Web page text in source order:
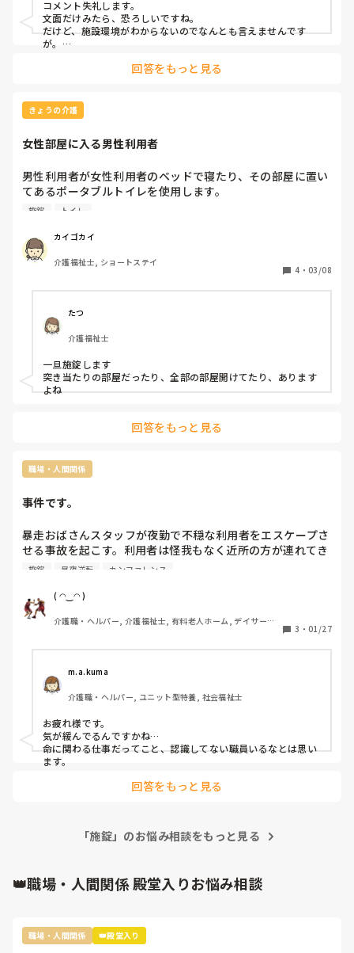
コメント失礼します。
文面だけみたら、恐ろしいですね。
だけど、施設環境がわからないのでなんとも言えませんです
が。
法ですよ。解決したいなら、徘徊の理由に目を向けて原因探索
回答をもっと見る
きょうの介護
女性部屋に入る男性利用者
男性利用者が女性利用者のベッドで寝たり、その部屋に置い
てあるポータブルトイレを使用します。
入所したばかりなのでたまたまその部屋なのか、女性の部屋
くれますが、それについて聞いても何も言ってくれません。
こういう場合、どうしてますか？女性に了解をもらって施錠
ですか？
施錠 トイレ
カイゴカイ
介護福祉士, ショートステイ
4 ・ 03/08
たつ
介護福祉士
一旦施錠します
突き当たりの部屋だったり、全部の部屋開けてたり、あります
よね
回答をもっと見る
職場・人間関係
事件です。
暴走おばさんスタッフが夜勤で不穏な利用者をエスケープさ
せる事故を起こす。利用者は怪我もなく近所の方が連れてき
てくれたみたい。
たみたいだけど_φ(･_･その隙にエスケープW(`0`)Wその利
用者さんは夜間覚醒多いし、不穏になると暴力を振るった事
もあるから確かに怖いし対応困るけど、ちゃんと話をすれば
_φ(･_･
その件でカンファレンス開催。
流石にスタッフ皆んな呆れてましたがW(`0`)W
どういう対応したらそうなるんですか？って聞きたい。
施錠 昼夜逆転 カンファレンス
( ◠‿◠ )
介護職・ヘルパー, 介護福祉士, 有料老人ホーム, デイサービ
3 ・ 01/27
m.a.kuma
介護職・ヘルパー, ユニット型特養, 社会福祉士
お疲れ様です。
気が緩んでるんですかね…
命に関わる仕事だってこと、認識してない職員いるなとは思い
ます。
回答をもっと見る
「施錠」のお悩み相談をもっと見る
👑職場・人間関係 殿堂入りお悩み相談
職場・人間関係 👑殿堂入り